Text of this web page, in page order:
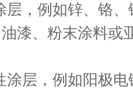
层，例如锌、铬
漆、粉末涂料或
涂层，例如阳极